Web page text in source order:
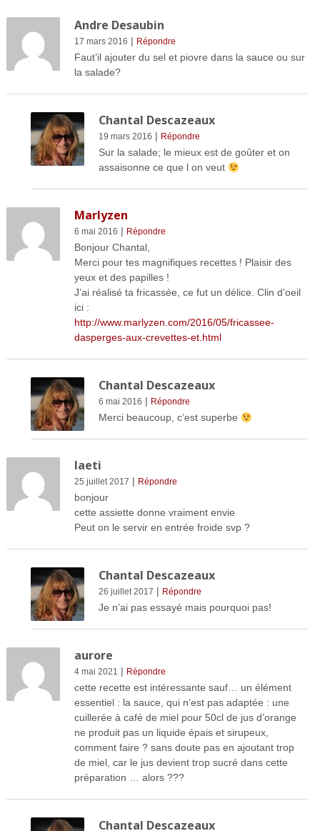
Andre Desaubin
17 mars 2016 | Répondre
Faut’il ajouter du sel et piovre dans la sauce ou sur
la salade?
Chantal Descazeaux
19 mars 2016 | Répondre
Sur la salade; le mieux est de goûter et on
assaisonne ce que l on veut
Marlyzen
6 mai 2016 | Répondre
Bonjour Chantal,
Merci pour tes magnifiques recettes ! Plaisir des
yeux et des papilles !
J’ai réalisé ta fricassée, ce fut un délice. Clin d’oeil
ici :
http://www.marlyzen.com/2016/05/fricassee-
dasperges-aux-crevettes-et.html
Chantal Descazeaux
6 mai 2016 | Répondre
Merci beaucoup, c’est superbe
laeti
25 juillet 2017 | Répondre
bonjour
cette assiette donne vraiment envie
Peut on le servir en entrée froide svp ?
Chantal Descazeaux
26 juillet 2017 | Répondre
Je n’ai pas essayé mais pourquoi pas!
aurore
4 mai 2021 | Répondre
cette recette est intéressante sauf… un élément
essentiel : la sauce, qui n’est pas adaptée : une
cuillerée à café de miel pour 50cl de jus d’orange
ne produit pas un liquide épais et sirupeux,
comment faire ? sans doute pas en ajoutant trop
de miel, car le jus devient trop sucré dans cette
préparation … alors ???
Chantal Descazeaux